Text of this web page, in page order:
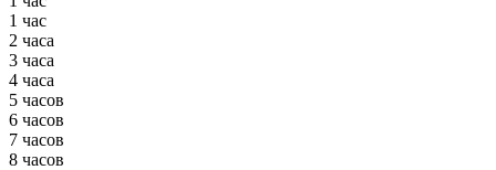
1 час
2 часа
3 часа
4 часа
5 часов
6 часов
7 часов
8 часов